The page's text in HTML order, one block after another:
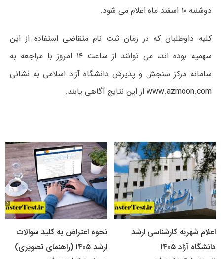
دوشنبه ۱۰ اسفند ماه اعلام می شود.
کلیه داوطلبان که در زمان ثبت نام متقاضی استفاده از این
سهمیه بوده اند، می توانند از ساعت ۱۴ امروز با مراجعه به
سامانه مرکز سنجش و پذیرش دانشگاه آزاد اسلامی به نشانی
www.azmoon.com از این نتایج آگاهی یابند.
اعلام شهریه کارشناسی ارشد
دانشگاه آزاد ۱۴۰۵
نحوه اعتراض به کلید سوالات
ارشد ۱۴۰۵ (راهنمای تصویری)